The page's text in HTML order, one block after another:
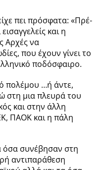
πει πρόσφατα: «Πρέ­
και η
Αρχές να
που έχουν γίνει το
ποδόσφαιρο.
πολέμου …ή άντε,
στη μια πλευρά του
και στην άλλη
ΠΑΟΚ και η πάλη
όσα συνέβησαν στη
αντιπαράθεση